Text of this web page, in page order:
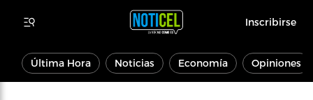
Inscribirse
Última Hora Noticias Economía Opiniones